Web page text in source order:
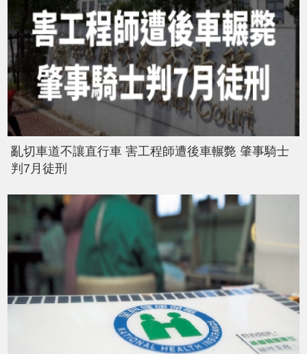
亂切車道不讓直行車 害工程師遭後車輾斃 肇事騎士
判7月徒刑